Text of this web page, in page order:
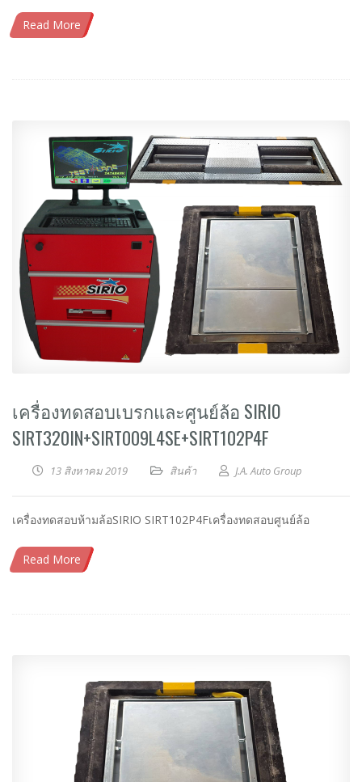
Read More
เครื่องทดสอบเบรกและศูนย์ล้อ SIRIO
SIRT320IN+SIRT009L4SE+SIRT102P4F
13 สิงหาคม 2019 สินค้า J.A. Auto Group
เครื่องทดสอบห้ามล้อSIRIO SIRT102P4Fเครื่องทดสอบศูนย์ล้อ
Read More